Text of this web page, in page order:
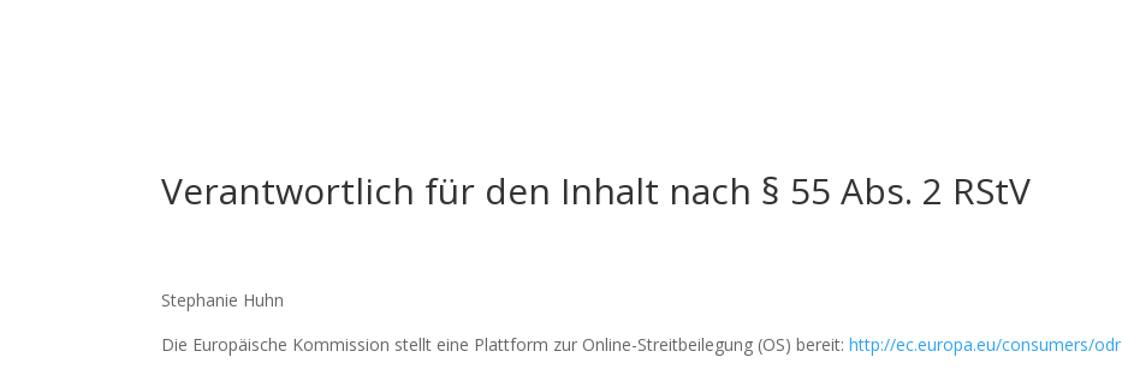
Verantwortlich für den Inhalt nach § 55 Abs. 2 RStV
Stephanie Huhn
Die Europäische Kommission stellt eine Plattform zur Online-Streitbeilegung (OS) bereit: http://ec.europa.eu/consumers/odr